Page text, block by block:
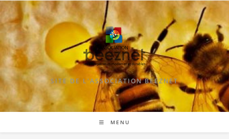
Skip
to
content
SITE DE L'ASSOCIATION BEEZNET
MENU